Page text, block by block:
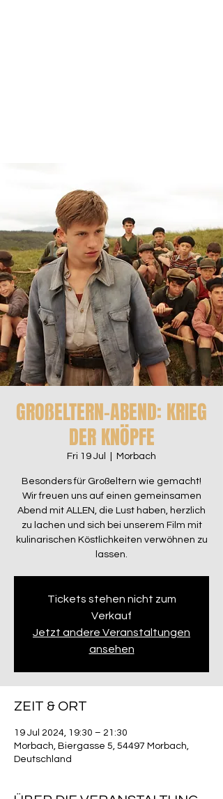
GROßELTERN-ABEND: KRIEG
DER KNÖPFE
Fri 19 Jul Morbach
Besonders für Großeltern wie gemacht!
Wir freuen uns auf einen gemeinsamen
Abend mit ALLEN, die Lust haben, herzlich
zu lachen und sich bei unserem Film mit
kulinarischen Köstlichkeiten verwöhnen zu
lassen.
Tickets stehen nicht zum
Verkauf
Jetzt andere Veranstaltungen
ansehen
ZEIT & ORT
19 Jul 2024, 19:30 – 21:30
Morbach, Biergasse 5, 54497 Morbach,
Deutschland